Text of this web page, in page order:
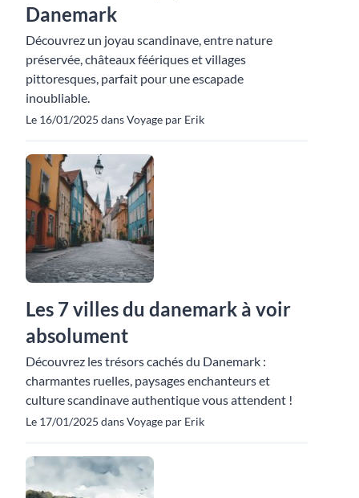
Danemark
Découvrez un joyau scandinave, entre nature
préservée, châteaux féériques et villages
pittoresques, parfait pour une escapade
inoubliable.
Le 16/01/2025 dans Voyage par Erik
Les 7 villes du danemark à voir
absolument
Découvrez les trésors cachés du Danemark :
charmantes ruelles, paysages enchanteurs et
culture scandinave authentique vous attendent !
Le 17/01/2025 dans Voyage par Erik